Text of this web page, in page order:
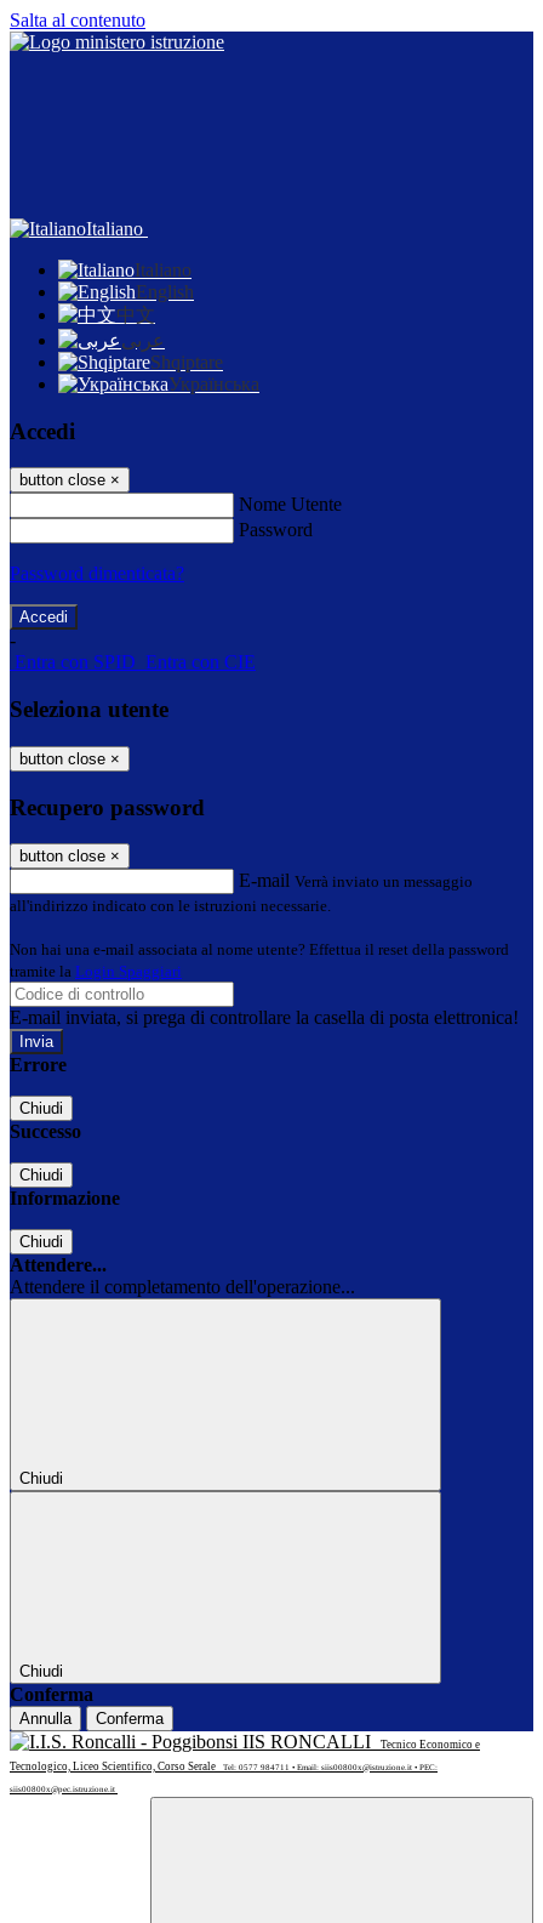
Salta al contenuto
Italiano
Italiano
English
中文
عربى
Shqiptare
Українська
Accedi
button close ×
Nome Utente
Password
Password dimenticata?
-
Entra con SPID Entra con CIE
Seleziona utente
button close ×
Recupero password
button close ×
E-mail Verrà inviato un messaggio
all'indirizzo indicato con le istruzioni necessarie.
Non hai una e-mail associata al nome utente? Effettua il reset della password
tramite la Login Spaggiari
E-mail inviata, si prega di controllare la casella di posta elettronica!
Errore
Chiudi
Successo
Chiudi
Informazione
Chiudi
Attendere...
Attendere il completamento dell'operazione...
Chiudi
Chiudi
Conferma
Annulla Conferma
IIS RONCALLI
Tecnico Economico e
Tecnologico, Liceo Scientifico, Corso Serale
Tel: 0577 984711 • Email: siis00800x@istruzione.it • PEC:
siis00800x@pec.istruzione.it